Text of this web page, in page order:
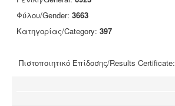
Φύλου/Gender: 3663
Κατηγορίας/Category: 397
Πιστοποιητικό Επίδοσης/Results Certificate: